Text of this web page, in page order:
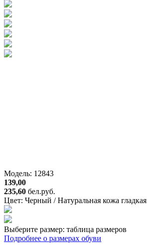
Модель: 12843
139,00
235,60 бел.руб.
Цвет: Черный / Натуральная кожа гладкая
Выберите размер: таблица размеров
Подробнее о размерах обуви